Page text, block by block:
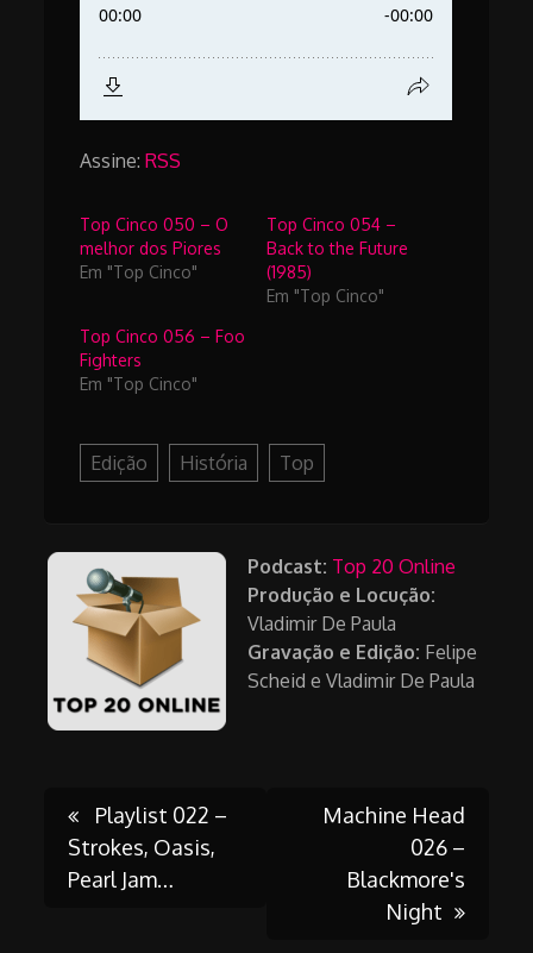
Assine:RSS
Top Cinco 050 – O
melhor dos Piores
Em "Top Cinco"
Top Cinco 054 –
Back to the Future
(1985)
Em "Top Cinco"
Top Cinco 056 – Foo
Fighters
Em "Top Cinco"
Edição História Top
Podcast: Top 20 Online
Produção e Locução:
Vladimir De Paula
Gravação e Edição: Felipe
Scheid e Vladimir De Paula
Post
Playlist 022 –
Strokes, Oasis,
Pearl Jam…
Machine Head
026 –
Blackmore's
Night